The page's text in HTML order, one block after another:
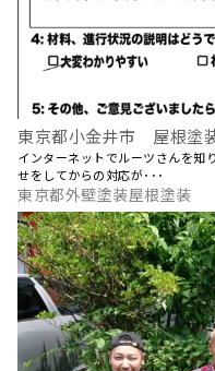
東京都小金井市 屋根
インターネットでルーツさんを知
せをしてからの対応が･･･
東京都外壁塗装屋根塗装